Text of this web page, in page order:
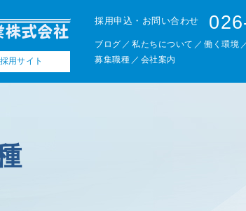
用サイト
採用申込・お問い合わせ
ブログ 私たちについて 働く環境
募集職種
会社案内